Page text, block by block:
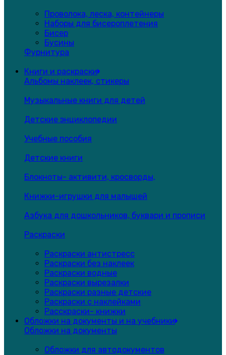
Проволока, леска, контейнеры
Наборы для бисероплетения
Бисер
Бусины
Фурнитура
Книги и раскраски
Альбомы наклеек, стикеры
Музыкальные книги для детей
Детские энциклопедии
Учебные пособия
Детские книги
Блокноты- активити, кросворды,
Книжки-игрушки для малышей
Азбука для дошкольников, буквари и прописи
Раскраски
Раскраски антистресс
Раскраски без наклеек
Раскраски водные
Раскраски вырезалки
Раскраски разные детские
Раскраски с наклейками
Расскраски- книжки
Обложки на документы и на учебники
Обложки на документы
Обложки для автодокументов